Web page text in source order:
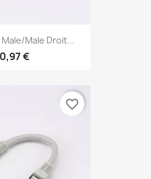
Male/Male Droit...
0,97 €
favorite_border